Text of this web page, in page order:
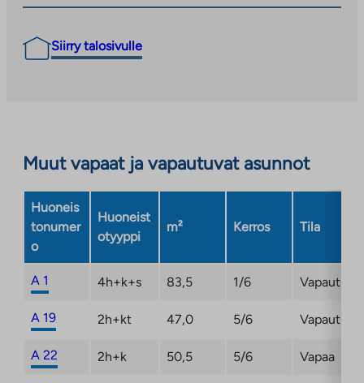
Siirry talosivulle
Muut vapaat ja vapautuvat asunnot
Huoneis
tonumer
o
Huoneist
otyyppi
m² Kerros Tila
A 1 4h+k+s 83,5 1/6
A 19 2h+kt 47,0 5/6
A 22 2h+k 50,5 5/6 Vapaa